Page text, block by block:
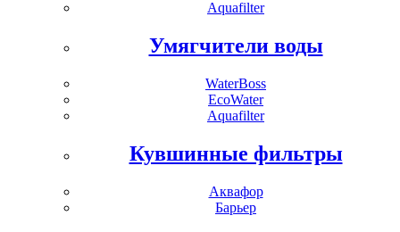
Aquafilter
Умягчители воды
WaterBoss
EcoWater
Aquafilter
Кувшинные фильтры
Аквафор
Барьер